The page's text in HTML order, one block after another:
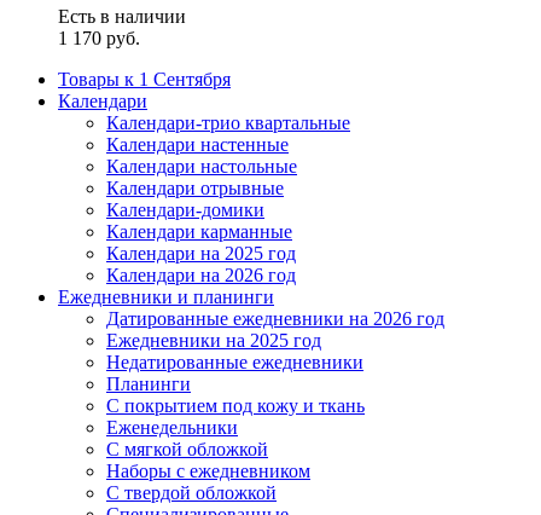
Есть в наличии
1 170 руб.
Товары к 1 Сентября
Календари
Календари-трио квартальные
Календари настенные
Календари настольные
Календари отрывные
Календари-домики
Календари карманные
Календари на 2025 год
Календари на 2026 год
Ежедневники и планинги
Датированные ежедневники на 2026 год
Ежедневники на 2025 год
Недатированные ежедневники
Планинги
С покрытием под кожу и ткань
Еженедельники
С мягкой обложкой
Наборы с ежедневником
С твердой обложкой